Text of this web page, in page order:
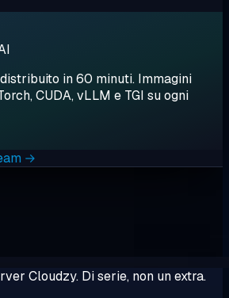
in 60 minuti. Immagini
CUDA, vLLM e TGI su ogni
→
Cloudzy. Di serie, non un extra.